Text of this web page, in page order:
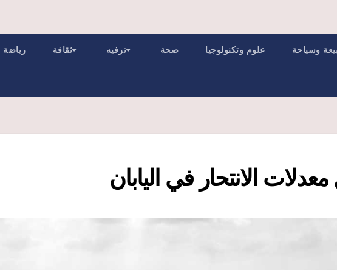
وسياحة علوم وتكنولوجيا صحة ترفيه ثقافة رياضة
الانتحار في اليابان